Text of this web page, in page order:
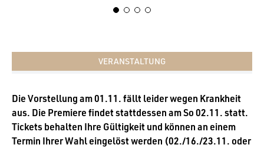
VERANSTALTUNG
Die Vorstellung am 01.11. fällt leider wegen Krankheit
aus. Die Premiere findet stattdessen am So 02.11. statt.
Tickets behalten Ihre Gültigkeit und können an einem
Termin Ihrer Wahl eingelöst werden (02./16./23.11. oder